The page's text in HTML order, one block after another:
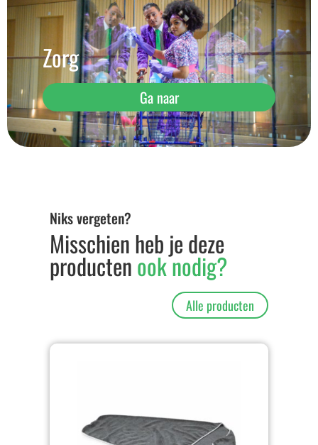
Zorg
Ga naar
Niks vergeten?
Misschien heb je deze
productenook nodig?
Alle producten